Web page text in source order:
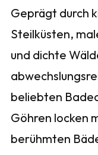
Geprägt durch
Steilküsten,
und dichte
beliebten
Göhren locken
berühmten